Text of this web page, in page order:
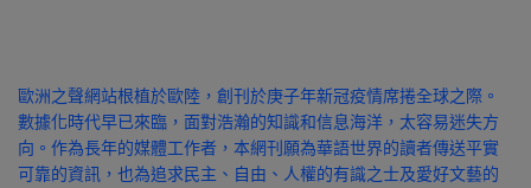
歐洲之聲網站根植於歐陸，創刊於庚子年新冠疫情席捲全球之際。
數據化時代早已來臨，面對浩瀚的知識和信息海洋，太容易迷失方
向。作為長年的媒體工作者，本網刊願為華語世界的讀者傳送平實
可靠的資訊，也為追求民主、自由、人權的有識之士及愛好文藝的